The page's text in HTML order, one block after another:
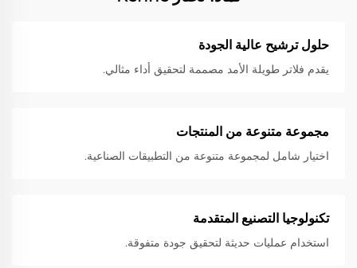
حلول ترشيح عالية الجودة
يقدم فلاتر طويلة الأمد مصممة لتحقيق أداء مثالي.
مجموعة متنوعة من المنتجات
اختيار شامل لمجموعة متنوعة من التطبيقات الصناعية.
تكنولوجيا التصنيع المتقدمة
استخدام عمليات حديثة لتحقيق جودة متفوقة.